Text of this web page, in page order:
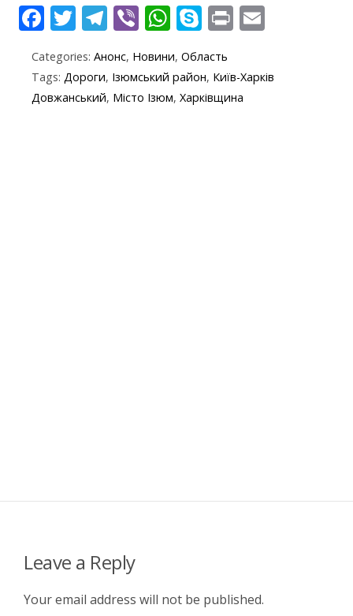
F
e
b
T
itt
er
T
e
gr
Vi
er
W
at
s
S
y
p
Pr
t ai
Categories: Анонс, Новини, Область
Tags: Дороги, Ізюмський район, Київ-Харків
Довжанський, Місто Ізюм, Харківщина
Leave a Reply
Your email address will not be published.